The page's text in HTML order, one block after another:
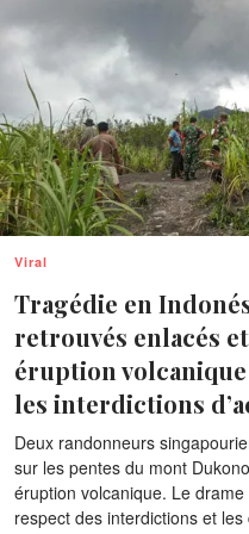
Viral
Tragédie en
retrouvés enlacés
éruption
les interdictions
Deux randonneurs
sur les pentes du mont
éruption volcanique. Le
respect des interdictions et